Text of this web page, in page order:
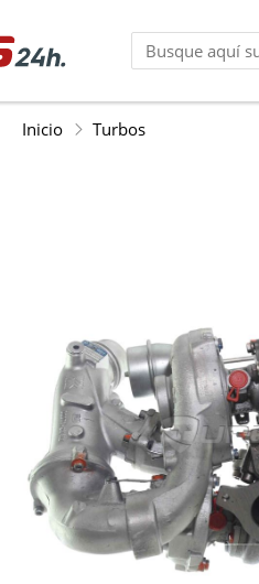
Inicio Turbos